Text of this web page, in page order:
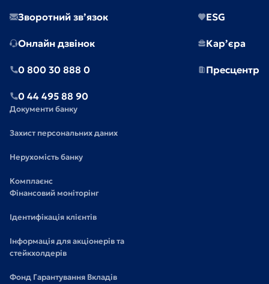
Зворотний зв’язок
Онлайн дзвінок
0 800 30 888 0
0 44 495 88 90
ESG
Кар’єра
Пресцентр
Документи банку
Захист персональних даних
Нерухомість банку
Комплаєнс
Фінансовий моніторінг
Ідентифікація клієнтів
Інформація для акціонерів та
стейкхолдерів
Фонд Гарантування Вкладів